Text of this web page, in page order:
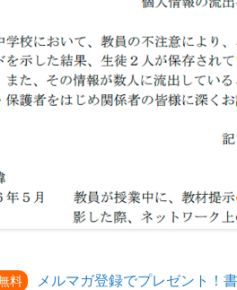
料 メルマガ登録でプレゼント！